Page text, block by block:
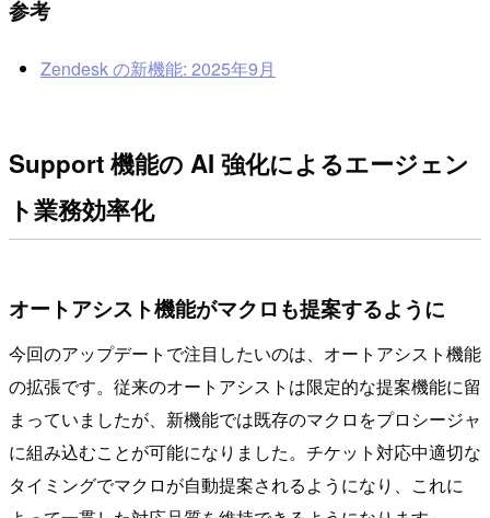
参考
Zendesk の新機能: 2025年9月
Support 機能の AI 強化によるエージェン
ト業務効率化
オートアシスト機能がマクロも提案するように
今回のアップデートで注目したいのは、オートアシスト機能
の拡張です。従来のオートアシストは限定的な提案機能に留
まっていましたが、新機能では既存のマクロをプロシージャ
に組み込むことが可能になりました。チケット対応中適切な
タイミングでマクロが自動提案されるようになり、これに